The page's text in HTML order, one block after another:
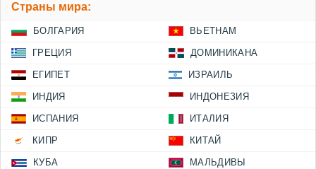
Страны мира:
БОЛГАРИЯ ВЬЕТНАМ
ГРЕЦИЯ ДОМИНИКАНА
ЕГИПЕТ ИЗРАИЛЬ
ИНДИЯ ИНДОНЕЗИЯ
ИСПАНИЯ ИТАЛИЯ
КИПР КИТАЙ
КУБА МАЛЬДИВЫ